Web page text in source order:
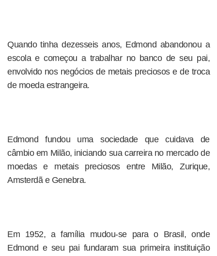
Quando tinha dezesseis anos, Edmond abandonou a
escola e começou a trabalhar no banco de seu pai,
envolvido nos negócios de metais preciosos e de troca
de moeda estrangeira.
Edmond fundou uma sociedade que cuidava de
câmbio em Milão, iniciando sua carreira no mercado de
moedas e metais preciosos entre Milão, Zurique,
Amsterdã e Genebra.
Em 1952, a família mudou-se para o Brasil, onde
Edmond e seu pai fundaram sua primeira instituição